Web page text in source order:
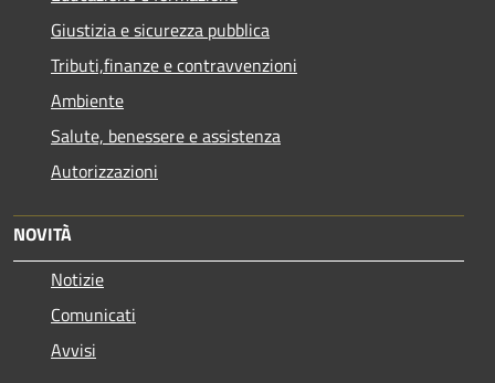
Giustizia e sicurezza pubblica
Tributi,finanze e contravvenzioni
Ambiente
Salute, benessere e assistenza
Autorizzazioni
NOVITÀ
Notizie
Comunicati
Avvisi